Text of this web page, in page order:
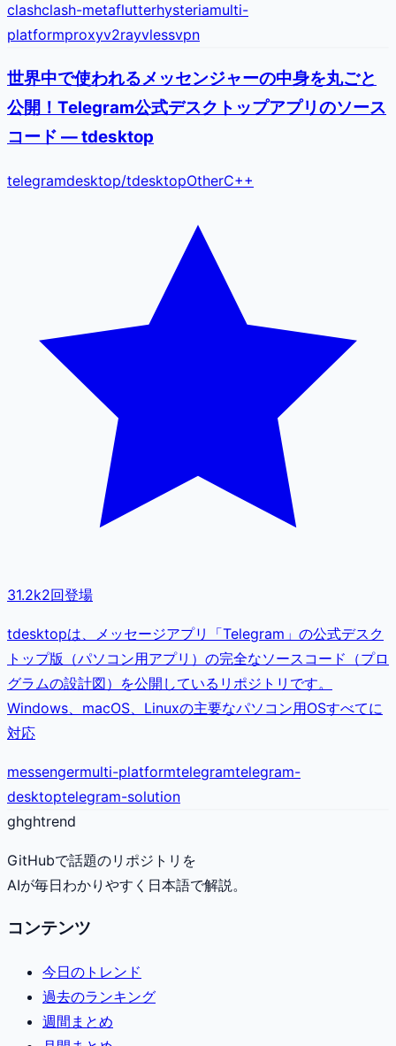
clashclash-metaflutterhysteriamulti-
platformproxyv2rayvlessvpn
世界中で使われるメッセンジャーの中身を丸ごと
公開！Telegram公式デスクトップアプリのソース
コード — tdesktop
telegramdesktop/tdesktopOtherC++
31.2k2回登場
tdesktopは、メッセージアプリ「Telegram」の公式デスク
トップ版（パソコン用アプリ）の完全なソースコード（プロ
グラムの設計図）を公開しているリポジトリです。
Windows、macOS、Linuxの主要なパソコン用OSすべてに
対応
messengermulti-platformtelegramtelegram-
desktoptelegram-solution
ghghtrend
GitHubで話題のリポジトリを
AIが毎日わかりやすく日本語で解説。
コンテンツ
今日のトレンド
過去のランキング
週間まとめ